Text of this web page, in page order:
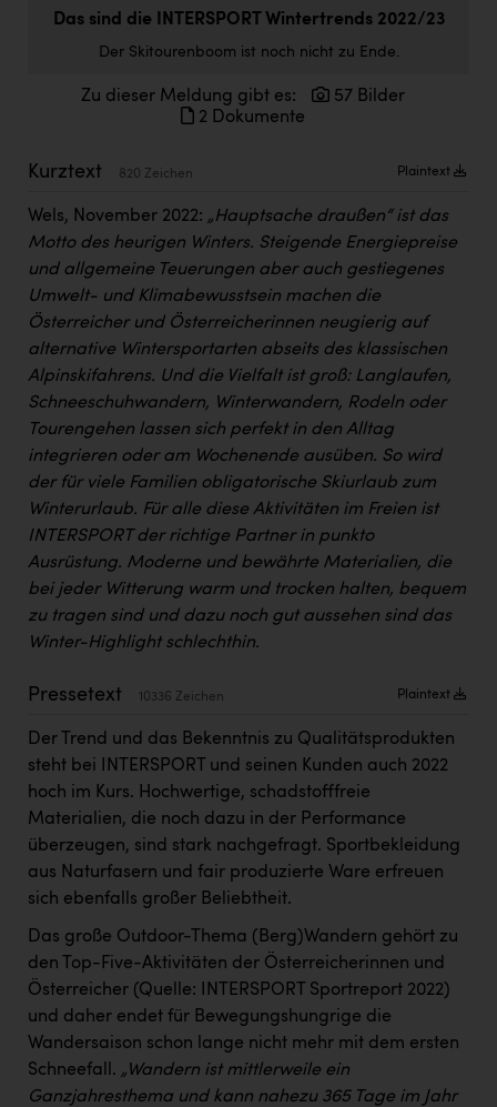
Doppler Gruppe
everfield
Fristads Austria
HIG Infomotion Group
IFE Austria GmbH
Immotech
INTERSPAR
INTERSPORT Austria
Jesolo
Jane Goodall Institute Austria
Kärcher
Karin Liedl
KEBA
KIWI Kinderwunsch Institut Dr. Loimer
Kremsmüller Anlagenbau GmbH
Maximarkt
Oldtimer Raststationen und Motorhotels
Österreichischer Kachelofenverband
Passage Linz
PÜSPÖK
REMAX
Das sind die INTERSPORT Wintertrends 2022/23
Der Skitourenboom ist noch nicht zu Ende.
Zu dieser Meldung gibt es:
57 Bilder
2 Dokumente
Kurztext 820 Zeichen Plaintext
Wels, November 2022: „Hauptsache draußen“ ist das
Motto des heurigen Winters. Steigende Energiepreise
und allgemeine Teuerungen aber auch gestiegenes
Umwelt- und Klimabewusstsein machen die
Österreicher und Österreicherinnen neugierig auf
alternative Wintersportarten abseits des klassischen
Alpinskifahrens. Und die Vielfalt ist groß: Langlaufen,
Schneeschuhwandern, Winterwandern, Rodeln oder
Tourengehen lassen sich perfekt in den Alltag
integrieren oder am Wochenende ausüben. So wird
der für viele Familien obligatorische Skiurlaub zum
Winterurlaub. Für alle diese Aktivitäten im Freien ist
INTERSPORT der richtige Partner in punkto
Ausrüstung. Moderne und bewährte Materialien, die
bei jeder Witterung warm und trocken halten, bequem
zu tragen sind und dazu noch gut aussehen sind das
Winter-Highlight schlechthin.
Pressetext 10336 Zeichen Plaintext
Der Trend und das Bekenntnis zu Qualitätsprodukten
steht bei INTERSPORT und seinen Kunden auch 2022
hoch im Kurs. Hochwertige, schadstofffreie
Materialien, die noch dazu in der Performance
überzeugen, sind stark nachgefragt. Sportbekleidung
aus Naturfasern und fair produzierte Ware erfreuen
sich ebenfalls großer Beliebtheit.
Das große Outdoor-Thema (Berg)Wandern gehört zu
den Top-Five-Aktivitäten der Österreicherinnen und
Österreicher (Quelle: INTERSPORT Sportreport 2022)
und daher endet für Bewegungshungrige die
Wandersaison schon lange nicht mehr mit dem ersten
Schneefall. „Wandern ist mittlerweile ein
Ganzjahresthema und kann nahezu 365 Tage im Jahr